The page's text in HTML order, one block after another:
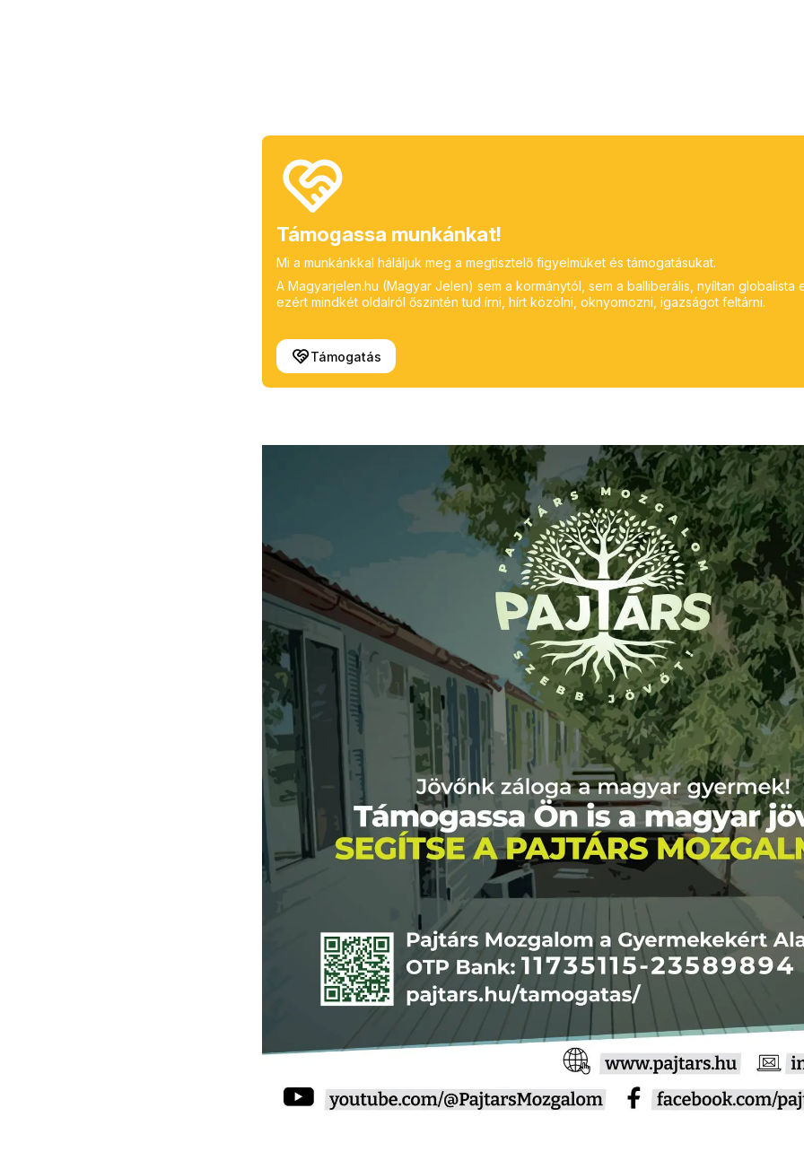
Támogassa munkánkat!
Mi a munkánkkal háláljuk meg a megtisztelő figyelmüket és támogatásukat.
A Magyarjelen.hu (Magyar Jelen) sem a kormánytól, sem a balliberális, nyíltan globalista
ezért mindkét oldalról őszintén tud írni, hírt közölni, oknyomozni, igazságot feltárni.
Támogatás